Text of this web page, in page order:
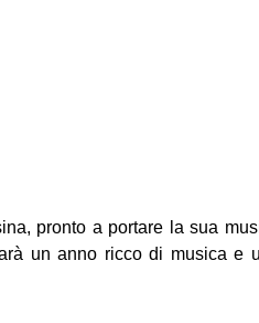
pronto a portare la sua
un anno ricco di musica e